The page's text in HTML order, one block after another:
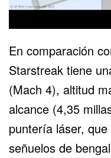
En comparación
Starstreak tiene
(Mach 4), altitud
alcance (4,35
puntería láser,
señuelos de